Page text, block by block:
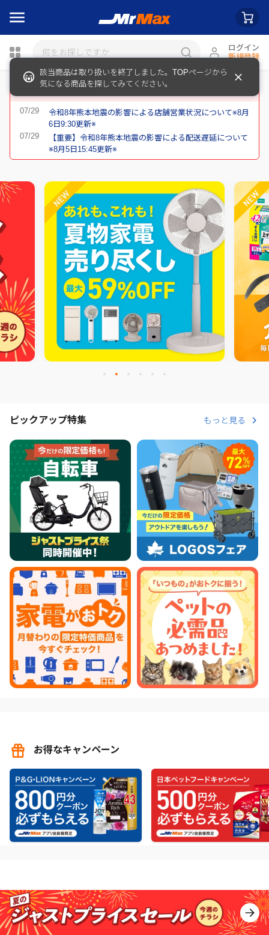
ログイン
新規登録
令和8年熊本地震の影響による店舗営業状況について※8月
6日9:30更新※
【重要】令和8年熊本地震の影響による配送遅延について
※8月5日15:45更新※
ピックアップ特集 もっと見る
お得なキャンペーン
該当商品は取り扱いを終了しました。TOPページから
気になる商品を探してみてください。